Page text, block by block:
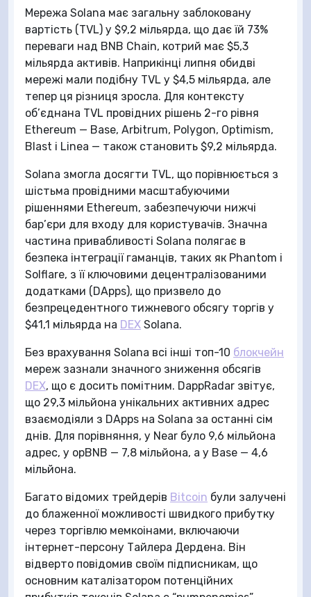
Мережа Solana має загальну заблоковану
вартість (TVL) у $9,2 мільярда, що дає їй 73%
переваги над BNB Chain, котрий має $5,3
мільярда активів. Наприкінці липня обидві
мережі мали подібну TVL у $4,5 мільярда, але
тепер ця різниця зросла. Для контексту
об’єднана TVL провідних рішень 2-го рівня
Ethereum — Base, Arbitrum, Polygon, Optimism,
Blast і Linea — також становить $9,2 мільярда.
Solana змогла досягти TVL, що порівнюється з
шістьма провідними масштабуючими
рішеннями Ethereum, забезпечуючи нижчі
бар’єри для входу для користувачів. Значна
частина привабливості Solana полягає в
безпека інтеграції гаманців, таких як Phantom і
Solflare, з її ключовими децентралізованими
додатками (DApps), що призвело до
безпрецедентного тижневого обсягу торгів у
$41,1 мільярда на DEX Solana.
Без врахування Solana всі інші топ-10 блокчейн
мереж зазнали значного зниження обсягів
DEX, що є досить помітним. DappRadar звітує,
що 29,3 мільйона унікальних активних адрес
взаємодіяли з DApps на Solana за останні сім
днів. Для порівняння, у Near було 9,6 мільйона
адрес, у opBNB — 7,8 мільйона, а у Base — 4,6
мільйона.
Багато відомих трейдерів Bitcoin були залучені
до блаженної можливості швидкого прибутку
через торгівлю мемкоінами, включаючи
інтернет-персону Тайлера Дердена. Він
відверто повідомив своїм підписникам, що
основним каталізатором потенційних